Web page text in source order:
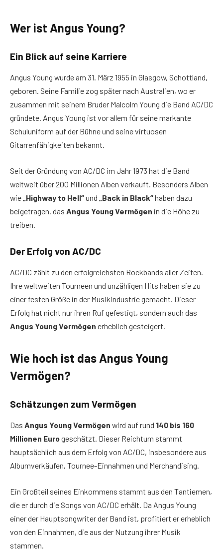
Wer ist Angus Young?
Ein Blick auf seine Karriere
Angus Young wurde am 31. März 1955 in Glasgow, Schottland,
geboren. Seine Familie zog später nach Australien, wo er
zusammen mit seinem Bruder Malcolm Young die Band AC/DC
gründete. Angus Young ist vor allem für seine markante
Schuluniform auf der Bühne und seine virtuosen
Gitarrenfähigkeiten bekannt.
Seit der Gründung von AC/DC im Jahr 1973 hat die Band
weltweit über 200 Millionen Alben verkauft. Besonders Alben
wie„Highway to Hell“und „Back in Black“haben dazu
beigetragen, das Angus Young Vermögen in die Höhe zu
treiben.
Der Erfolg von AC/DC
AC/DC zählt zu den erfolgreichsten Rockbands aller Zeiten.
Ihre weltweiten Tourneen und unzähligen Hits haben sie zu
einer festen Größe in der Musikindustrie gemacht. Dieser
Erfolg hat nicht nur ihren Ruf gefestigt, sondern auch das
Angus Young Vermögen erheblich gesteigert.
Wie hoch ist das Angus Young
Vermögen?
Schätzungen zum Vermögen
Das Angus Young Vermögen wird auf rund 140 bis 160
Millionen Eurogeschätzt. Dieser Reichtum stammt
hauptsächlich aus dem Erfolg von AC/DC, insbesondere aus
Albumverkäufen, Tournee-Einnahmen und Merchandising.
Ein Großteil seines Einkommens stammt aus den Tantiemen,
die er durch die Songs von AC/DC erhält. Da Angus Young
einer der Hauptsongwriter der Band ist, profitiert er erheblich
von den Einnahmen, die aus der Nutzung ihrer Musik
stammen.